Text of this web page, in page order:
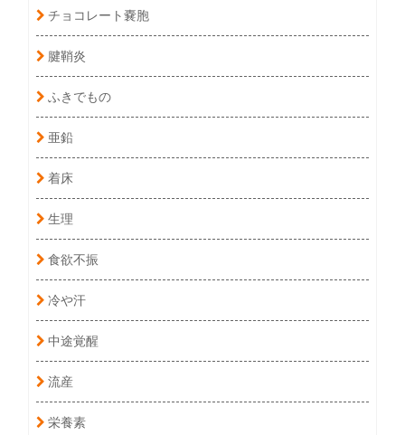
チョコレート嚢胞
腱鞘炎
ふきでもの
亜鉛
着床
生理
食欲不振
冷や汗
中途覚醒
流産
栄養素